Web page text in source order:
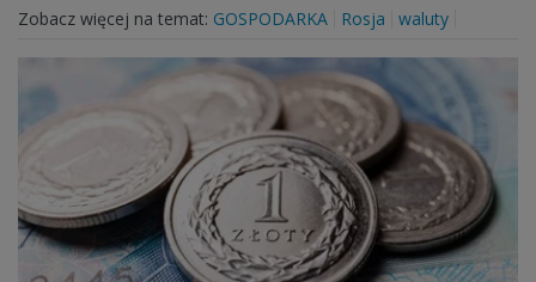
Zobacz więcej na temat: GOSPODARKA Rosja waluty